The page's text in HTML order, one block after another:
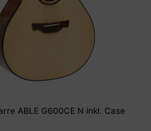
ABLE G600CE N inkl. Case